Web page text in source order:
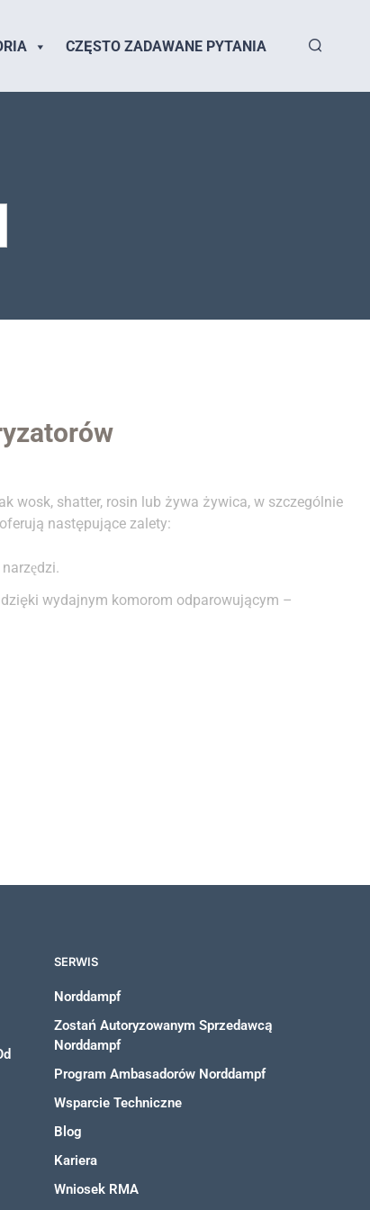
CZĘSTO ZADAWANE PYTANIA
wosk, shatter, rosin lub żywa żywica, w szczególnie
następujące zalety:
wydajnym komorom odparowującym –
SERWIS
Norddampf
Zostań Autoryzowanym Sprzedawcą
Norddampf
Program Ambasadorów Norddampf
Wsparcie Techniczne
Blog
Kariera
Wniosek RMA